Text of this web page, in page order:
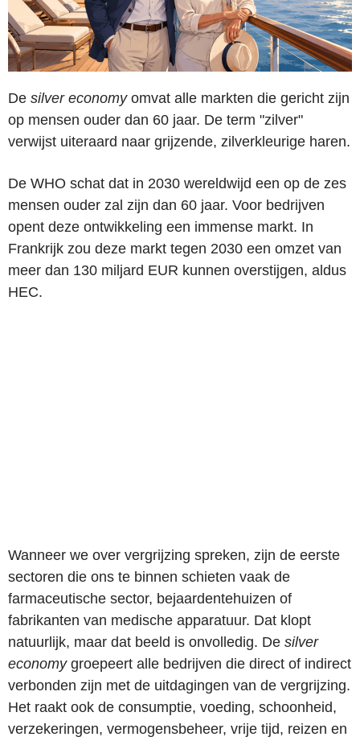
De silver economyomvat alle markten die gericht zijn
op mensen ouder dan 60 jaar. De term "zilver"
verwijst uiteraard naar grijzende, zilverkleurige haren.
De WHO schat dat in 2030 wereldwijd een op de zes
mensen ouder zal zijn dan 60 jaar. Voor bedrijven
opent deze ontwikkeling een immense markt. In
Frankrijk zou deze markt tegen 2030 een omzet van
meer dan 130 miljard EUR kunnen overstijgen, aldus
HEC.
Wanneer we over vergrijzing spreken, zijn de eerste
sectoren die ons te binnen schieten vaak de
farmaceutische sector, bejaardentehuizen of
fabrikanten van medische apparatuur. Dat klopt
natuurlijk, maar dat beeld is onvolledig. De silver
economygroepeert alle bedrijven die direct of indirect
verbonden zijn met de uitdagingen van de vergrijzing.
Het raakt ook de consumptie, voeding, schoonheid,
verzekeringen, vermogensbeheer, vrije tijd, reizen en